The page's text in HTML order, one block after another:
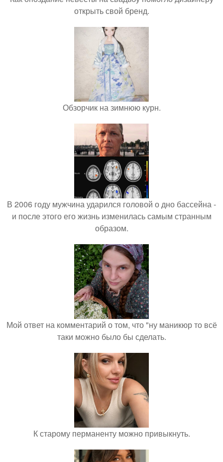
открыть свой бренд.
Обзорчик на зимнюю курн.
В 2006 году мужчина ударился головой о дно бассейна -
и после этого его жизнь изменилась самым странным
образом.
Мой ответ на комментарий о том, что "ну маникюр то всё
таки можно было бы сделать.
К старому перманенту можно привыкнуть.